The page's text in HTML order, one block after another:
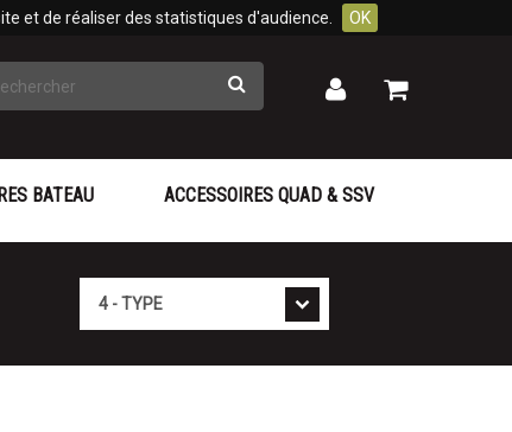
et de réaliser des statistiques d'audience. OK
Rechercher Mon
Mon
BATEAU ACCESSOIRES QUAD & SSV